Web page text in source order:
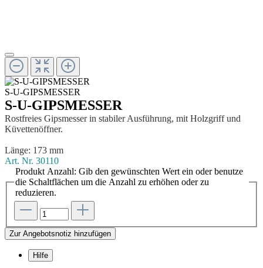
S-U-GIPSMESSER
S-U-GIPSMESSER
Rostfreies Gipsmesser in stabiler Ausführung, mit Holzgriff und
Küvettenöffner.
Länge: 173 mm
Art. Nr. 30110
Produkt Anzahl: Gib den gewünschten Wert ein oder benutze
die Schaltflächen um die Anzahl zu erhöhen oder zu
reduzieren.
Zur Angebotsnotiz hinzufügen
Hilfe